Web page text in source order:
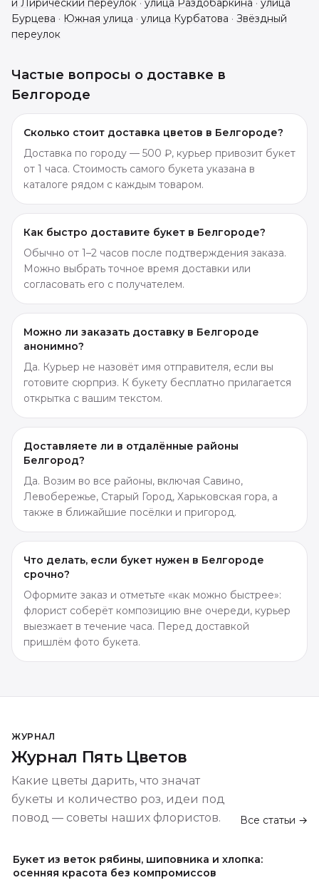
й Лирический переулок · улица Раздобаркина · улица
Бурцева · Южная улица · улица Курбатова · Звёздный
переулок
Частые вопросы о доставке в
Белгороде
Сколько стоит доставка цветов в Белгороде?
Доставка по городу — 500 ₽, курьер привозит букет
от 1 часа. Стоимость самого букета указана в
каталоге рядом с каждым товаром.
Как быстро доставите букет в Белгороде?
Обычно от 1–2 часов после подтверждения заказа.
Можно выбрать точное время доставки или
согласовать его с получателем.
Можно ли заказать доставку в Белгороде
анонимно?
Да. Курьер не назовёт имя отправителя, если вы
готовите сюрприз. К букету бесплатно прилагается
открытка с вашим текстом.
Доставляете ли в отдалённые районы
Белгород?
Да. Возим во все районы, включая Савино,
Левобережье, Старый Город, Харьковская гора, а
также в ближайшие посёлки и пригород.
Что делать, если букет нужен в Белгороде
срочно?
Оформите заказ и отметьте «как можно быстрее»:
флорист соберёт композицию вне очереди, курьер
выезжает в течение часа. Перед доставкой
пришлём фото букета.
ЖУРНАЛ
Журнал Пять Цветов
Какие цветы дарить, что значат
букеты и количество роз, идеи под
повод — советы наших флористов.
Все статьи →
Букет из веток рябины, шиповника и хлопка:
осенняя красота без компромиссов